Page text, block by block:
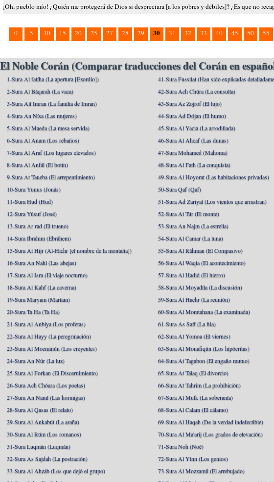
¡Oh, pueblo mío! ¿Quién me protegerá de Dios si despreciara [a los pobres y débiles]? ¿Es que no
0 5 10 15 20 25 27 28 29 30 31 32 33 40 45 50 55
El Noble Corán (Comparar traducciones del Corán en
1-Sura Al fatíha (La apertura [Exordio])
2-Sura Al Báqarah (La vaca)
3-Sura Alí Imran (La familia de Imran)
4-Sura An Nísa (Las mujeres)
5-Sura Al Maeda (La mesa servida)
6-Sura Al Anam (Los rebaños)
7-Sura Al Araf (Los lugares elevados)
8-Sura Al Anfál (El botín)
9-Sura At Taueba (El arrepentimiento)
10-Sura Yunus (Jonás)
11-Sura Hud (Hud)
12-Sura Yúsuf (José)
13-Sura Ar rad (El trueno)
14-Sura Ibrahim (Ebráhem)
15-Sura Al Hijr (Al-Hichr [el nombre de la montaña])
16-Sura An Nahl (Las abejas)
17-Sura Al Isra (El viaje nocturno)
18-Sura Al Kahf (La caverna)
19-Sura Maryam (Maríam)
20-Sura Ta Ha (Ta Ha)
21-Sura Al Anbiya (Los profetas)
22-Sura Al Hayy (La peregrinación)
23-Sura Al Moeminún (Los creyentes)
24-Sura An Núr (La luz)
25-Sura Al Forkan (El Discernimiento)
26-Sura Ach Chóara (Los poetas)
27-Sura An Naml (Las hormigas)
28-Sura Al Qasas (El relato)
29-Sura Al Ankabút (La araña)
30-Sura Al Rúm (Los romanos)
31-Sura Luqmán (Luqmán)
32-Sura As Sajdah (La postración)
33-Sura Al Ahzáb (Los que dejó el grupo)
41-Sura Fussilat (Han sido explicadas
42-Sura Ach Chúra (La consulta)
43-Sura Az Zojrof (El lujo)
44-Sura Ad Dójan (El humo)
45-Sura Al Yacia (La arrodillada)
46-Sura Al Ahcaf (Las dunas)
47-Sura Mohamed (Mahoma)
48-Sura Al Fath (La conquista)
49-Sura Al Hoyorat (Las habitaciones privadas)
50-Sura Qaf (Qaf)
51-Sura Ad Zariyat (Los vientos que arrastran)
52-Sura At Túr (El monte)
53-Sura An Najm (La estrella)
54-Sura Al Camar (La luna)
55-Sura Al Ráhman (El Compasivo)
56-Sura Al Waqia (El acontecimiento)
57-Sura Al Hadid (El hierro)
58-Sura Al Moyadíla (La discusión)
59-Sura Al Hachr (La reunión)
60-Sura Al Momtahana (La examinada)
61-Sura As Saff (La fila)
62-Sura Al Yomoa (El viernes)
63-Sura Al Monafiqún (Los hipócritas)
64-Sura At Tagabon (El engaño mutuo)
65-Sura At Tálaq (El divorcio)
66-Sura At Tahrim (La prohibición)
67-Sura Al Mulk (La soberanía)
68-Sura Al Calam (El cálamo)
69-Sura Al Haqah (De la verdad indefectible)
70-Sura Al Ma'arij (Los grados de elevación)
71-Sura Noh (Noé)
72-Sura Al Yinn (Los genios)
73-Sura Al Mozzamil (El arrebujado)